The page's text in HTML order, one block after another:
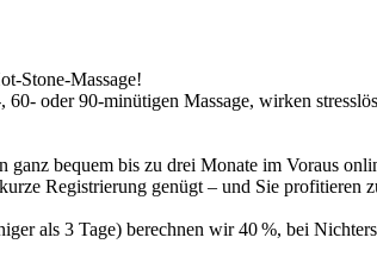
Stone-Massage!
oder 90-minütigen Massage, wirken
ganz bequem bis zu drei Monate im Voraus
Registrierung genügt – und Sie profitieren
als 3 Tage) berechnen wir 40 %, bei